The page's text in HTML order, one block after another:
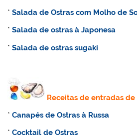
*Salada de Ostras com Molho de
*Salada de ostras à Japonesa
*Salada de ostras sugaki
Receitas de entradas de
*Canapés de Ostras à Russa
*Cocktail de Ostras